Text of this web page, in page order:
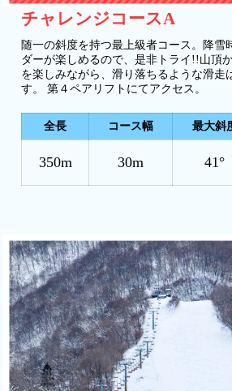
チャレンジコースA
随一の斜度を持つ最上級者コース。降雪
ダーが楽しめるので、是非トライ!!山頂
を楽しみながら、滑り落ちるような滑走
す。 第４ペアリフトにてアクセス。
全長 コース幅 最大斜
350m 30m 41°